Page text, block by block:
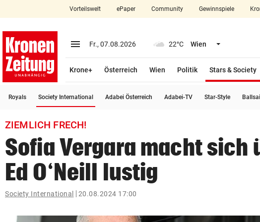
closeSchließen
account_circle Anmelden
arrow_right
Wien
search
Suchbegriff
eingeben
Vorteilswelt ePaper Community Gewinnspiele
menu Menü aufklappen
Fr., 07.08.2026 22°C Wien Menü
Krone+ Österreich Wien Politik Stars & Society
Royals Society International Adabei Österreich Adabei-TV Star-Style
ZIEMLICH FRECH!
Sofia Vergara macht sich
Ed O‘Neill lustig
Society International 20.08.2024 17:00